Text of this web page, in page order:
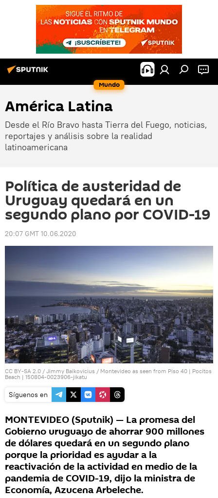
Mundo
América Latina
Desde el Río Bravo hasta Tierra del Fuego, noticias,
reportajes y análisis sobre la realidad
latinoamericana
Política de austeridad de
Uruguay quedará en un
segundo plano por COVID-19
20:07 GMT 10.06.2020
CC BY-SA 2.0 / Jimmy Baikovicius / Montevideo as seen from Piso 40 | Pocitos
Beach | 150804-0023906-jikatu
Síguenos en
MONTEVIDEO (Sputnik) — La promesa del
Gobierno uruguayo de ahorrar 900 millones
de dólares quedará en un segundo plano
porque la prioridad es ayudar a la
reactivación de la actividad en medio de la
pandemia de COVID-19, dijo la ministra de
Economía, Azucena Arbeleche.